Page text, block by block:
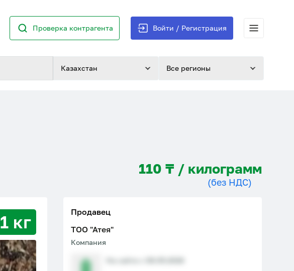
Проверка контрагента Войти / Регистрация
Казахстан Все регионы
110 ₸ / килограмм
(без НДС)
1 кг
Продавец
ТОО "Атея"
Компания